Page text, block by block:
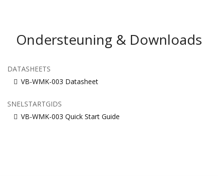
Ondersteuning & Downloads
DATASHEETS
VB-WMK-003 Datasheet
SNELSTARTGIDS
VB-WMK-003 Quick Start Guide